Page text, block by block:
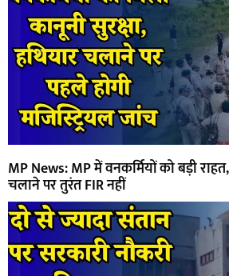
MP News: MP में वनकर्मियों को बड़ी
चलाने पर तुरंत FIR नहीं